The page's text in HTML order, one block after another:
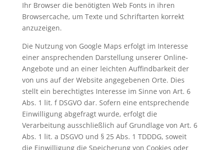
Ihr Browser die benötigten Web Fonts in ihren
Browsercache, um Texte und Schriftarten korrekt
anzuzeigen.
Die Nutzung von Google Maps erfolgt im Interesse
einer ansprechenden Darstellung unserer Online-
Angebote und an einer leichten Auffindbarkeit der
von uns auf der Website angegebenen Orte. Dies
stellt ein berechtigtes Interesse im Sinne von Art. 6
Abs. 1 lit. f DSGVO dar. Sofern eine entsprechende
Einwilligung abgefragt wurde, erfolgt die
Verarbeitung ausschließlich auf Grundlage von Art. 6
Abs. 1 lit. a DSGVO und § 25 Abs. 1 TDDDG, soweit
die Einwilligung die Speicherung von Cookies oder